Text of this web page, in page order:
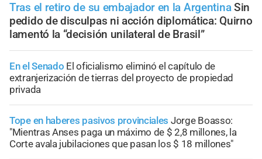
Tras el retiro de su embajador en la Argentina Sin
pedido de disculpas ni acción diplomática: Quirno
lamentó la “decisión unilateral de Brasil”
En el Senado El oficialismo eliminó el capítulo de
extranjerización de tierras del proyecto de propiedad
privada
Tope en haberes pasivos provinciales Jorge Boasso:
"Mientras Anses paga un máximo de $ 2,8 millones, la
Corte avala jubilaciones que pasan los $ 18 millones"